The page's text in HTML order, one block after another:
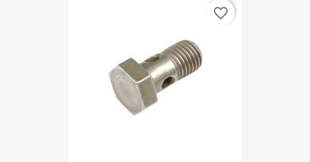
favorite_border